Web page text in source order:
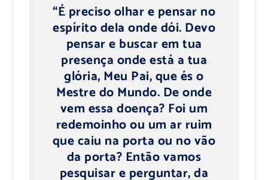
“É preciso olhar e pensar no
espírito dela onde dói. Devo
pensar e buscar em tua
presença onde está a tua
glória, Meu Pai, que és o
Mestre do Mundo. De onde
vem essa doença? Foi um
redemoinho ou um ar ruim
que caiu na porta ou no vão
da porta? Então vamos
pesquisar e perguntar, da